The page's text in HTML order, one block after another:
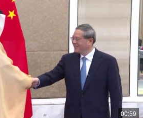
00:59